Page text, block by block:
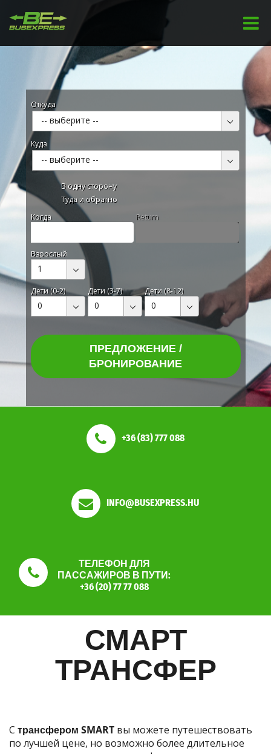
Откуда
-- выберите --
Куда
-- выберите --
В одну сторону
Туда и обратно
Kогда
Return
Взрослый
1
Дети (0-2)
0
Дети (3-7)
0
Дети (8-12)
0
ПРЕДЛОЖЕНИЕ /
БРОНИРОВАНИЕ
+36 (83) 777 088
INFO@BUSEXPRESS.HU
ТЕЛЕФОН ДЛЯ
ПАССАЖИРОВ В ПУТИ:
+36 (20) 77 77 088
СМАРТ
ТРАНСФЕР
С трансфером SMART вы можете путешествовать
по лучшей цене, но возможно более длительное